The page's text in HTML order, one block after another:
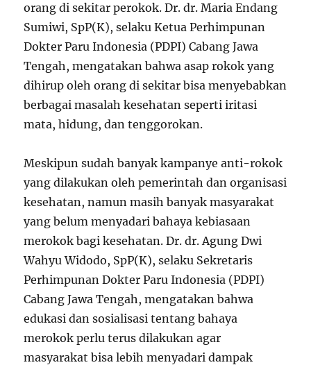
orang di sekitar perokok. Dr. dr. Maria Endang
Sumiwi, SpP(K), selaku Ketua Perhimpunan
Dokter Paru Indonesia (PDPI) Cabang Jawa
Tengah, mengatakan bahwa asap rokok yang
dihirup oleh orang di sekitar bisa menyebabkan
berbagai masalah kesehatan seperti iritasi
mata, hidung, dan tenggorokan.
Meskipun sudah banyak kampanye anti-rokok
yang dilakukan oleh pemerintah dan organisasi
kesehatan, namun masih banyak masyarakat
yang belum menyadari bahaya kebiasaan
merokok bagi kesehatan. Dr. dr. Agung Dwi
Wahyu Widodo, SpP(K), selaku Sekretaris
Perhimpunan Dokter Paru Indonesia (PDPI)
Cabang Jawa Tengah, mengatakan bahwa
edukasi dan sosialisasi tentang bahaya
merokok perlu terus dilakukan agar
masyarakat bisa lebih menyadari dampak